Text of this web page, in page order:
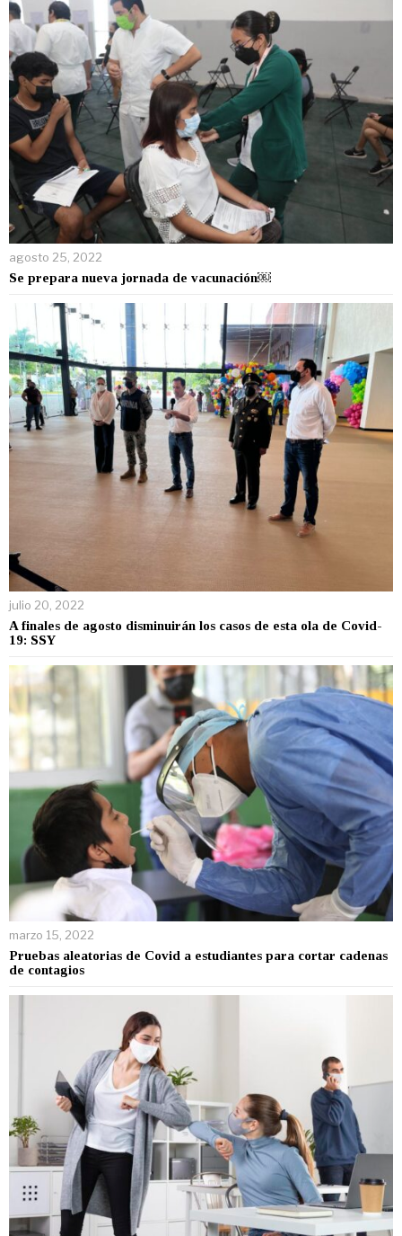
agosto 25, 2022
Se prepara nueva jornada de vacunación￼
julio 20, 2022
A finales de agosto disminuirán los casos de esta ola de Covid-
19: SSY
marzo 15, 2022
Pruebas aleatorias de Covid a estudiantes para cortar cadenas
de contagios